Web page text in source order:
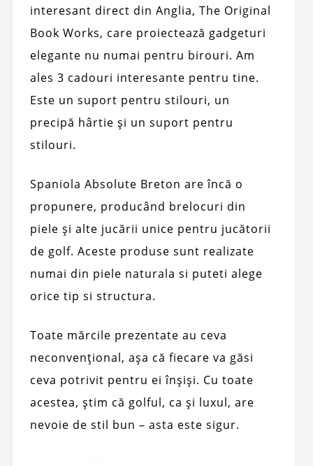
interesant direct din Anglia, The Original
Book Works, care proiectează gadgeturi
elegante nu numai pentru birouri. Am
ales 3 cadouri interesante pentru tine.
Este un suport pentru stilouri, un
precipă hârtie și un suport pentru
stilouri.
Spaniola Absolute Breton are încă o
propunere, producând brelocuri din
piele și alte jucării unice pentru jucătorii
de golf. Aceste produse sunt realizate
numai din piele naturala si puteti alege
orice tip si structura.
Toate mărcile prezentate au ceva
neconvențional, așa că fiecare va găsi
ceva potrivit pentru ei înșiși. Cu toate
acestea, știm că golful, ca și luxul, are
nevoie de stil bun – asta este sigur.